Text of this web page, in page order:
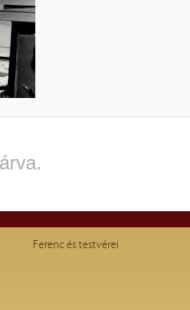
Ferenc és testvérei